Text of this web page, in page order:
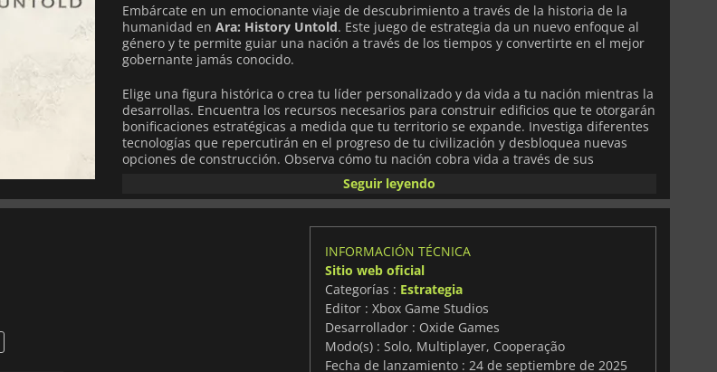
Embárcate en un emocionante viaje de descubrimiento a través de la historia de la
humanidad en Ara: History Untold. Este juego de estrategia da un nuevo enfoque al
género y te permite guiar una nación a través de los tiempos y convertirte en el mejor
gobernante jamás conocido.
Elige una figura histórica o crea tu líder personalizado y da vida a tu nación mientras la
desarrollas. Encuentra los recursos necesarios para construir edificios que te otorgarán
bonificaciones estratégicas a medida que tu territorio se expande. Investiga diferentes
tecnologías que repercutirán en el progreso de tu civilización y desbloquea nuevas
opciones de construcción. Observa cómo tu nación cobra vida a través de sus
habitantes y hazla crecer a medida que se convierte en una potencia mundial. Utiliza la
diplomacia y la fuerza de las armas para remodelar el mundo en un juego en el que
cada escenario es diferente y las posibilidades son infinitas.
Si eres un aficionado a la historia y alguna vez te has preguntado qué hubiera pasado
si las cosas hubieran sido diferentes,Ara: History Untold
Seguir leyendo
INFORMACIÓN TÉCNICA
Sitio web oficial
Categorías : Estrategia
Editor : Xbox Game Studios
Desarrollador : Oxide Games
Modo(s) : Solo, Multiplayer, Cooperação
Fecha de lanzamiento : 24 de septiembre de 2025